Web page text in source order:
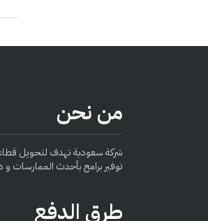
من نحن
شركة سعودية تهدف لتحويل
توفير برامج بأحدث الممارسات
طرق الدفع